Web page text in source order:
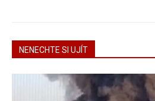
NENECHTE SI UJÍT